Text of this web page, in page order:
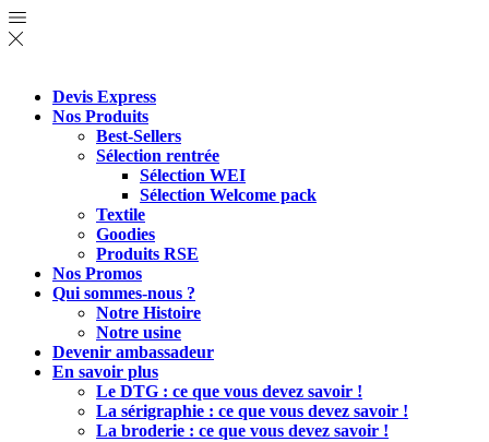
Devis Express
Nos Produits
Best-Sellers
Sélection rentrée
Sélection WEI
Sélection Welcome pack
Textile
Goodies
Produits RSE
Nos Promos
Qui sommes-nous ?
Notre Histoire
Notre usine
Devenir ambassadeur
En savoir plus
Le DTG : ce que vous devez savoir !
La sérigraphie : ce que vous devez savoir !
La broderie : ce que vous devez savoir !